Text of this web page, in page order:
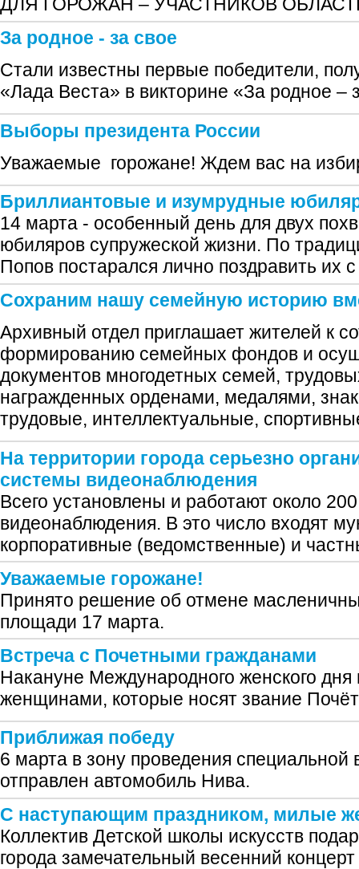
За родное - за свое
Стали известны первые победители,
«Лада Веста» в викторине «За родное –
Выборы президента России
Уважаемые горожане! Ждем вас на
Бриллиантовые и изумрудные
14 марта - особенный день для двух
юбиляров супружеской жизни. По
Попов постарался лично поздравить их
Сохраним нашу семейную историю
Архивный отдел приглашает жителей к
формированию семейных фондов и
документов многодетных семей,
награжденных орденами, медалями,
трудовые, интеллектуальные,
На территории города серьезно
системы видеонаблюдения
Всего установлены и работают около
видеонаблюдения. В это число входят
корпоративные (ведомственные) и
Уважаемые горожане!
Принято решение об отмене
площади 17 марта.
Встреча с Почетными гражданами
Накануне Международного женского
женщинами, которые носят звание
Приближая победу
6 марта в зону проведения
отправлен автомобиль Нива.
С наступающим праздником, милые
Коллектив Детской школы искусств
города замечательный весенний